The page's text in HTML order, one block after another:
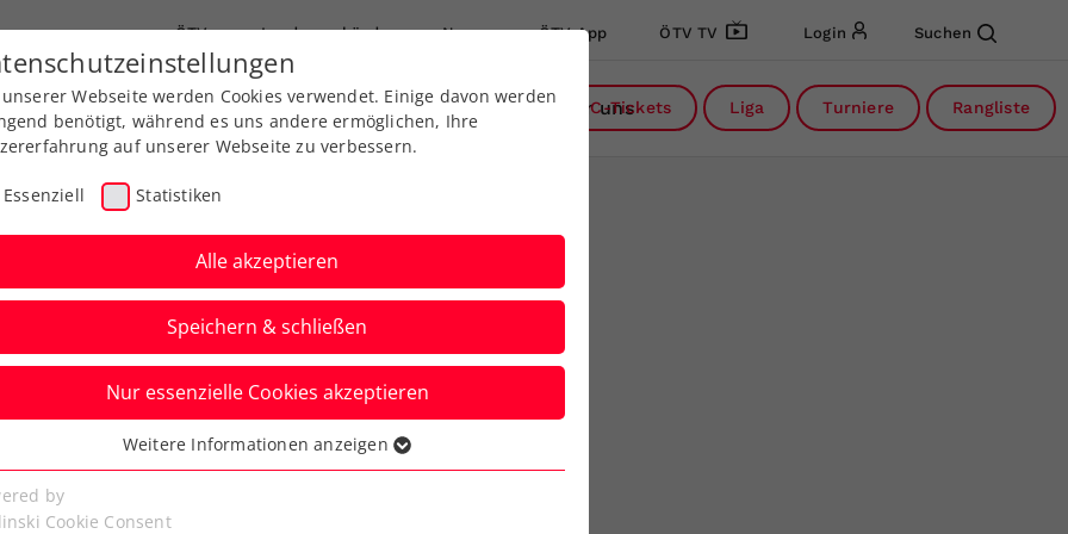
ÖTV Landesverbände News ÖTV App ÖTV TV Login Suchen
Leistungssport Ausbildung Services Über uns
DC-Tickets Liga Turniere Rangliste
und
für Olympia
Webseite werden Cookies verwendet. Einige davon werden
benötigt, während es uns andere ermöglichen, Ihre
auf unserer Webseite zu verbessern.
Essenziell Statistiken
Alle akzeptieren
Speichern & schließen
Nur essenzielle Cookies akzeptieren
Cookies werden für grundlegende Funktionen der
benötigt. Dadurch ist gewährleistet, dass die Webseite
Weitere Informationen anzeigen
by
Cookie Consent